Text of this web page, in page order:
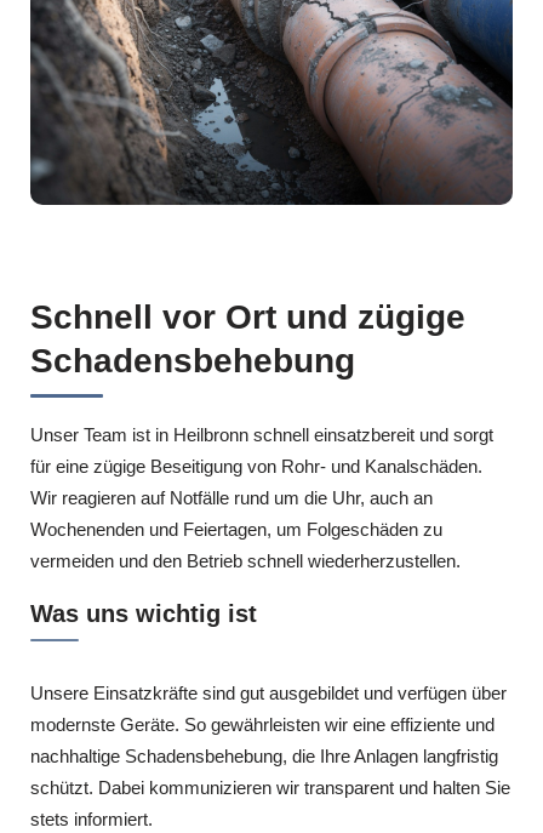
Schnell vor Ort und zügige
Schadensbehebung
Unser Team ist in Heilbronn schnell einsatzbereit und sorgt
für eine zügige Beseitigung von Rohr- und Kanalschäden.
Wir reagieren auf Notfälle rund um die Uhr, auch an
Wochenenden und Feiertagen, um Folgeschäden zu
vermeiden und den Betrieb schnell wiederherzustellen.
Was uns wichtig ist
Unsere Einsatzkräfte sind gut ausgebildet und verfügen über
modernste Geräte. So gewährleisten wir eine effiziente und
nachhaltige Schadensbehebung, die Ihre Anlagen langfristig
schützt. Dabei kommunizieren wir transparent und halten Sie
stets informiert.